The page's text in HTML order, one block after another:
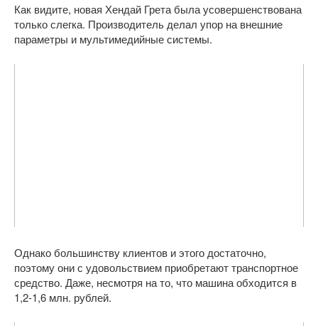
Как видите, новая Хендай Грета была усовершенствована
только слегка. Производитель делал упор на внешние
параметры и мультимедийные системы.
Однако большинству клиентов и этого достаточно,
поэтому они с удовольствием приобретают транспортное
средство. Даже, несмотря на то, что машина обходится в
1,2-1,6 млн. рублей.